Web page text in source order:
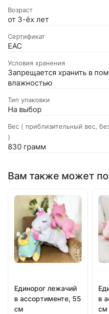
Возраст
от 3-ёх лет
Сертификат
EAC
Условия хранения
Запрещается хранить в
влажностью
Тип упаковки
На выбор
Вес ( приблизительный вес,
)
830 грамм
Вам также может
Единорог лежачий
в ассортименте, 55
см
в
см